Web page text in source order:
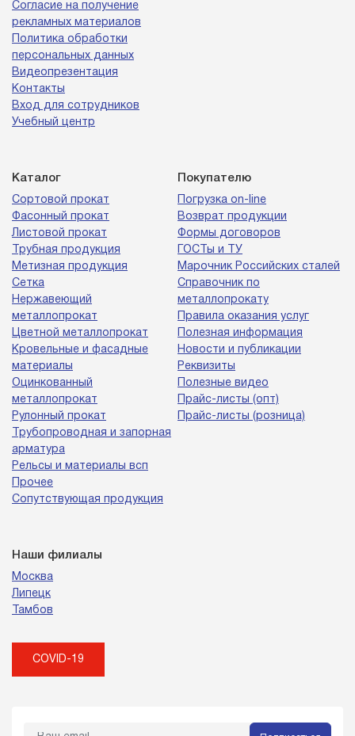
Согласие на получение
рекламных материалов
Политика обработки
персональных данных
Видеопрезентация
Контакты
Вход для сотрудников
Учебный центр
Каталог
Сортовой прокат
Фасонный прокат
Листовой прокат
Трубная продукция
Метизная продукция
Сетка
Нержавеющий
металлопрокат
Цветной металлопрокат
Кровельные и фасадные
материалы
Оцинкованный
металлопрокат
Рулонный прокат
Трубопроводная и запорная
арматура
Рельсы и материалы всп
Прочее
Сопутствующая продукция
Покупателю
Погрузка on-line
Возврат продукции
Формы договоров
ГОСТы и ТУ
Марочник Российских сталей
Справочник по
металлопрокату
Правила оказания услуг
Полезная информация
Новости и публикации
Реквизиты
Полезные видео
Прайс-листы (опт)
Прайс-листы (розница)
Наши филиалы
Москва
Липецк
Тамбов
COVID-19